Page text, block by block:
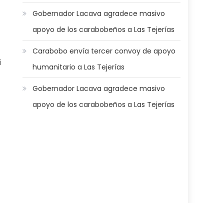
Gobernador Lacava agradece masivo
apoyo de los carabobeños a Las Tejerías
Carabobo envía tercer convoy de apoyo
humanitario a Las Tejerías
Gobernador Lacava agradece masivo
apoyo de los carabobeños a Las Tejerías